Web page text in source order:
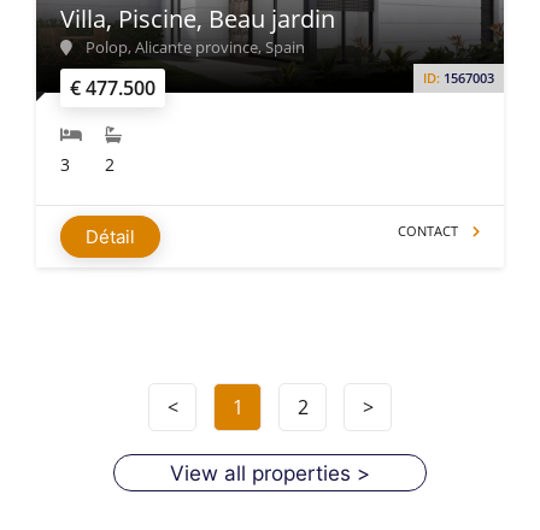
€ 477.500 ID: 1567003
Villa, Piscine, Beau jardin
Polop, Alicante province, Spain
3 2
Détail CONTACT
< 1 2 >
View all properties >